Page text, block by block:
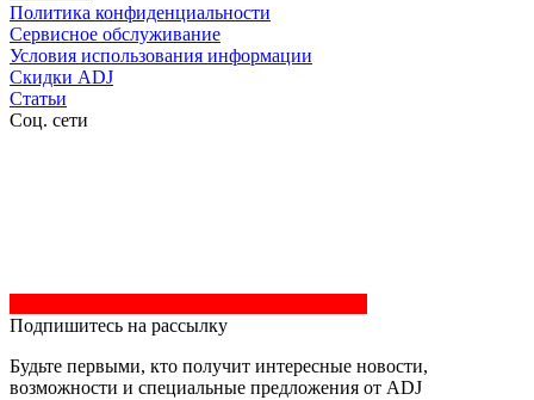
Политика конфиденциальности
Сервисное обслуживание
Условия использования информации
Скидки ADJ
Статьи
Соц. сети
Подпишитесь на рассылку
Будьте первыми, кто получит интересные новости,
возможности и специальные предложения от ADJ